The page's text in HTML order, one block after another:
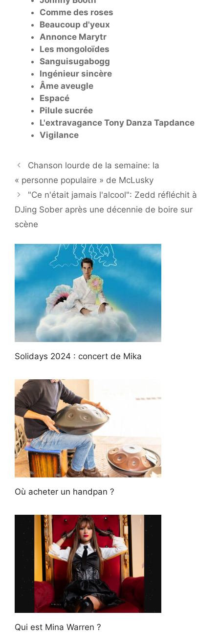
Comme des roses
Beaucoup d'yeux
Annonce Marytr
Les mongoloïdes
Sanguisugabogg
Ingénieur sincère
Âme aveugle
Espacé
Pilule sucrée
L'extravagance Tony Danza Tapdance
Vigilance
Chanson lourde de la semaine: la
« personne populaire » de McLusky
"Ce n'était jamais l'alcool": Zedd réfléchit à
DJing Sober après une décennie de boire sur
scène
Solidays 2024 : concert de Mika
Où acheter un handpan ?
Qui est Mina Warren ?